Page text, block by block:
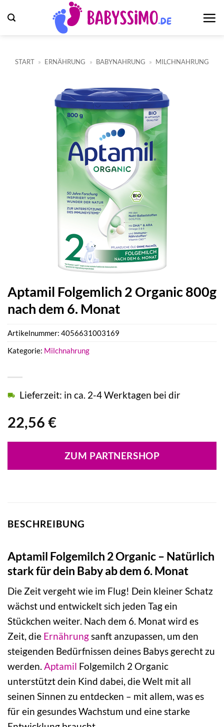
Inhalt
START » ERNÄHRUNG » BABYNAHRUNG » MILCHNAHRUNG
Aptamil Folgemlich 2 Organic 800g
nach dem 6. Monat
22,56 €
Lieferzeit: in ca. 2-4 Werktagen bei dir
ZUM PARTNERSHOP
Artikelnummer: 4056631003169
Kategorie: Milchnahrung
BESCHREIBUNG
Aptamil Folgemilch 2 Organic – Natürlich
stark für dein Baby ab dem 6. Monat
Die Zeit vergeht wie im Flug! Dein kleiner Schatz
wächst und entwickelt sich jeden Tag ein
Stückchen weiter. Nach dem 6. Monat wird es
Zeit, die Ernährungsanft anzupassen, um den
steigenden Bedürfnissen deines Babys gerecht zu
werden. Aptamil Folgemilch 2 Organic
unterstützt dein Kind dabei, die Welt mit all
seinen Sinnen zu entdecken – mit allem, was es
für ein gesundes Wachstum und eine starke